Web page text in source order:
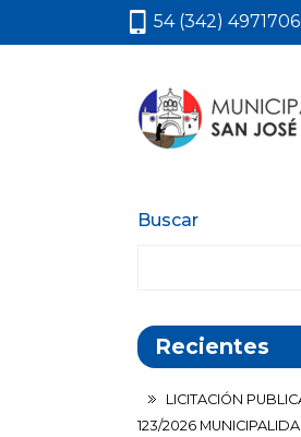
54 (342)
Buscar
Recientes
LICITACIÓN
123/2026